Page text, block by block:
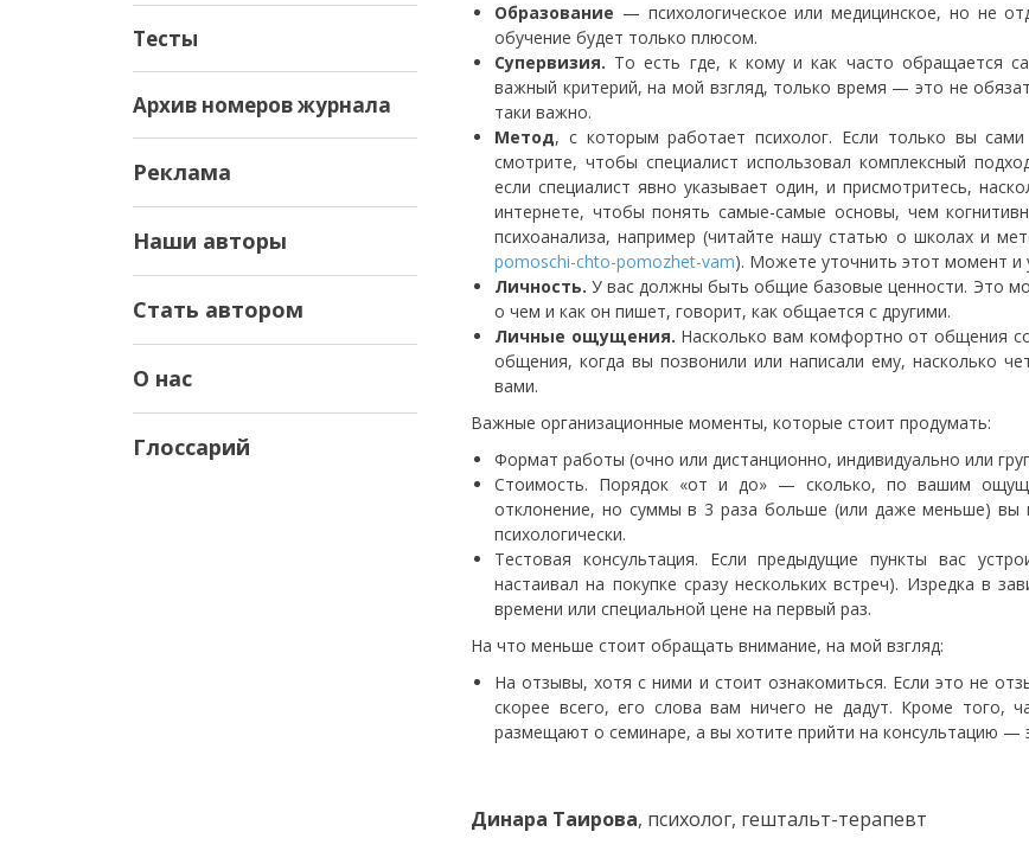
Тесты
Архив номеров журнала
Реклама
Наши авторы
Стать автором
О нас
Глоссарий
Образование — психологическое или медицинское, но не
обучение будет только плюсом.
Супервизия. То есть где, к кому и как часто обращается
важный критерий, на мой взгляд, только время — это не
таки важно.
Метод, с которым работает психолог. Если только вы
смотрите, чтобы специалист использовал комплексный
если специалист явно указывает один, и присмотритесь,
интернете, чтобы понять самые-самые основы, чем
психоанализа, например (читайте нашу статью о школах и
pomoschi-chto-pomozhet-vam). Можете уточнить этот момент и
Личность. У вас должны быть общие базовые ценности. Это
о чем и как он пишет, говорит, как общается с другими.
Личные ощущения. Насколько вам комфортно от общения
общения, когда вы позвонили или написали ему, насколько
вами.
Важные организационные моменты, которые стоит продумать:
Формат работы (очно или дистанционно, индивидуально или
Стоимость. Порядок «от и до» — сколько, по вашим
отклонение, но суммы в 3 раза больше (или даже меньше) вы
психологически.
Тестовая консультация. Если предыдущие пункты вас
настаивал на покупке сразу нескольких встреч). Изредка в
времени или специальной цене на первый раз.
На что меньше стоит обращать внимание, на мой взгляд:
На отзывы, хотя с ними и стоит ознакомиться. Если это не
скорее всего, его слова вам ничего не дадут. Кроме того,
размещают о семинаре, а вы хотите прийти на консультацию —
Динара Таирова, психолог, гештальт-терапевт